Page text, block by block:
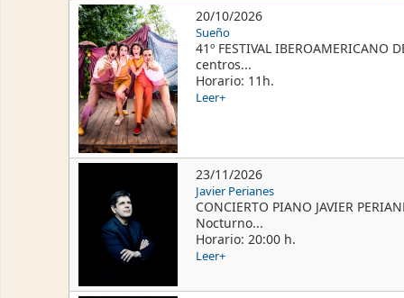
20/10/2026
Sueño
41º FESTIVAL
centros...
Horario: 11h.
Leer+
23/11/2026
Javier Perianes
CONCIERTO PIANO JAVIER
Nocturno...
Horario: 20:00 h.
Leer+